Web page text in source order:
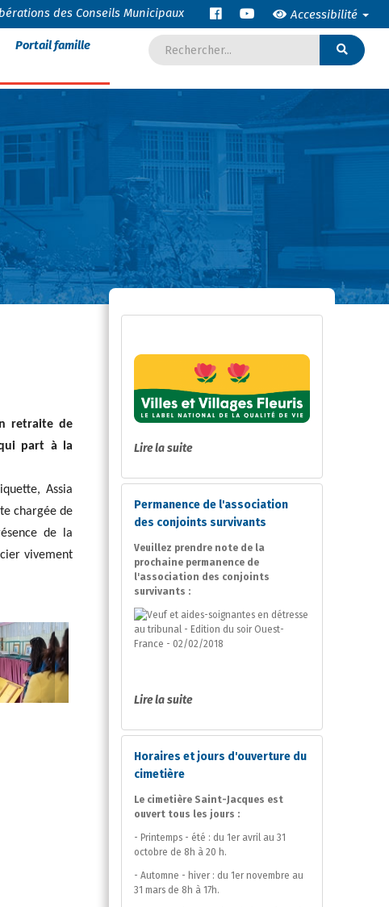
des Conseils Municipaux Accessibilité
Portail famille
retraite de
part à la
Assia
chargée de
de la
vivement
Lire la suite
Permanence de l'association
des conjoints survivants
Veuillez prendre note de la
prochaine permanence de
l'association des conjoints
survivants :
Lire la suite
Horaires et jours d'ouverture du
cimetière
Le cimetière Saint-Jacques est
ouvert tous les jours :
- Printemps - été : du 1er avril au 31
octobre de 8h à 20 h.
- Automne - hiver : du 1er novembre au
31 mars de 8h à 17h.